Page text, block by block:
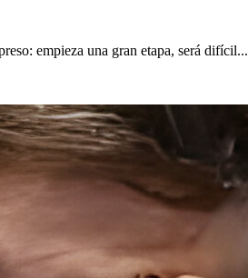
empieza una gran etapa, será difícil...